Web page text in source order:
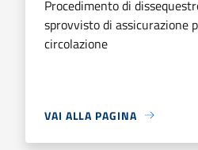
Procedimento di
sprovvisto di assicurazione
circolazione
VAI ALLA PAGINA